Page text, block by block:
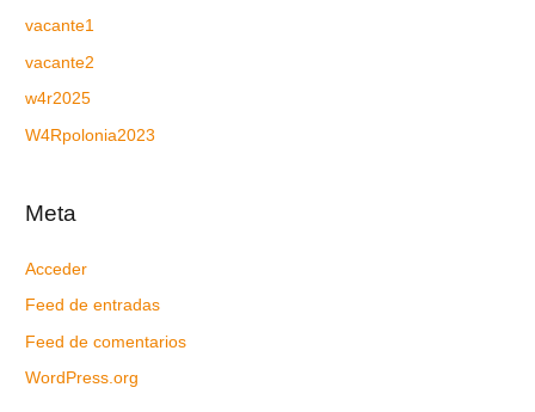
vacante1
vacante2
w4r2025
W4Rpolonia2023
Meta
Acceder
Feed de entradas
Feed de comentarios
WordPress.org